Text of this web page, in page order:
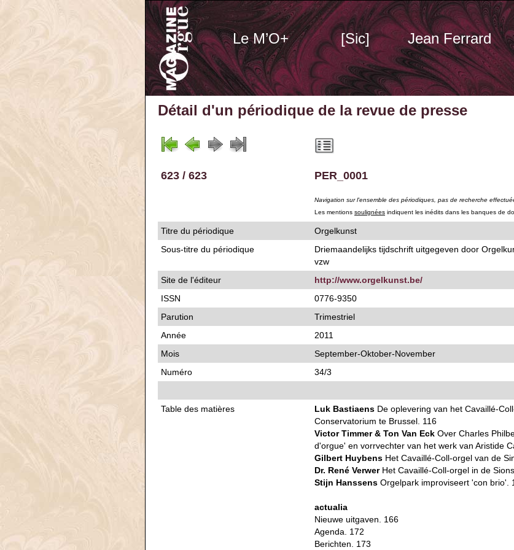
Le M’O+ [Sic] Jean Ferrard
Détail d'un périodique de la revue de presse
623 / 623 PER_0001
Navigation sur l'ensemble des périodiques, pas de recherche
Les mentions soulignées indiquent les inédits dans les banques de
Titre du périodique
Orgelkunst
Sous-titre du périodique
Driemaandelijks tijdschrift uitgegeven door
vzw
Site de l'éditeur
http://www.orgelkunst.be/
ISSN
0776-9350
Parution
Trimestriel
Année
2011
Mois
September-Oktober-November
Numéro
34/3
Table des matières Luk Bastiaens De oplevering van het Cavaillé-
Conservatorium te Brussel. 116
Victor Timmer & Ton Van Eck Over Charles
d'orgue' en vorrvechter van het werk van Aristide
Gilbert Huybens Het Cavaillé-Coll-orgel van de
Dr. René VerwerHet Cavaillé-Coll-orgel in de
Stijn Hanssens Orgelpark improviseert 'con brio'.
actualia
Nieuwe uitgaven. 166
Agenda. 172
Berichten. 173